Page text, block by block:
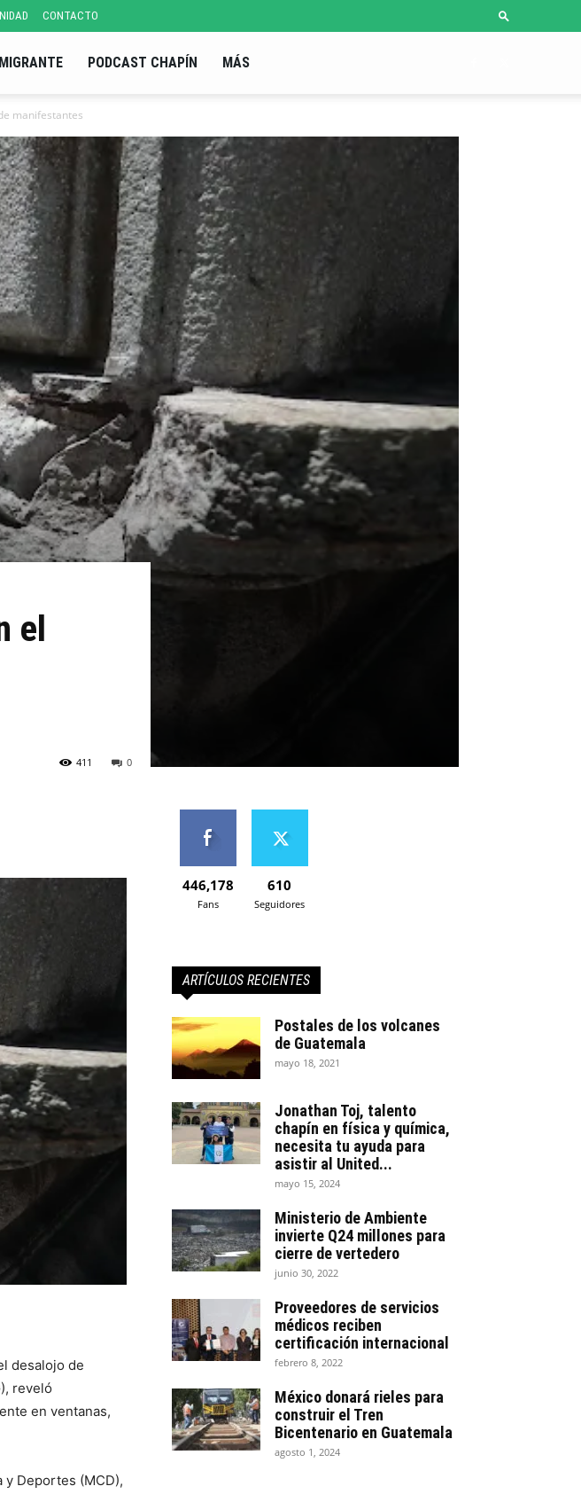
CONTACTO
PODCAST CHAPÍN MÁS
manifestantes
el
0
411
desalojo de
reveló
en ventanas,
Deportes (MCD),
446,178
Fans
610
Seguidores
ARTÍCULOS RECIENTES
Postales de los volcanes
de Guatemala
mayo 18, 2021
Jonathan Toj, talento
chapín en física y química,
necesita tu ayuda para
asistir al United...
mayo 15, 2024
Ministerio de Ambiente
invierte Q24 millones para
cierre de vertedero
junio 30, 2022
Proveedores de servicios
médicos reciben
certificación internacional
febrero 8, 2022
México donará rieles para
construir el Tren
Bicentenario en Guatemala
agosto 1, 2024